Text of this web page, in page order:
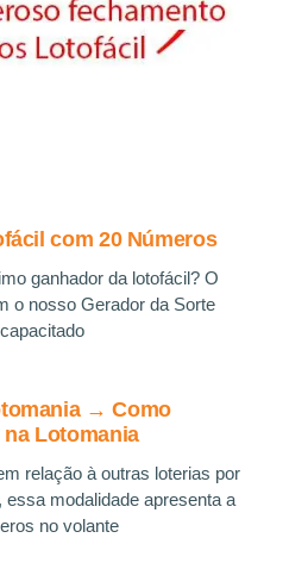
com 20 Números
ganhador da lotofácil? O
o nosso Gerador da Sorte
→ Como
Lotomania
relação à outras loterias por
modalidade apresenta a
no volante